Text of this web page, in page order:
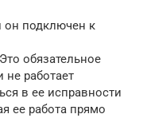
он подключен к
обязательное
не работает
в ее исправности
ее работа прямо